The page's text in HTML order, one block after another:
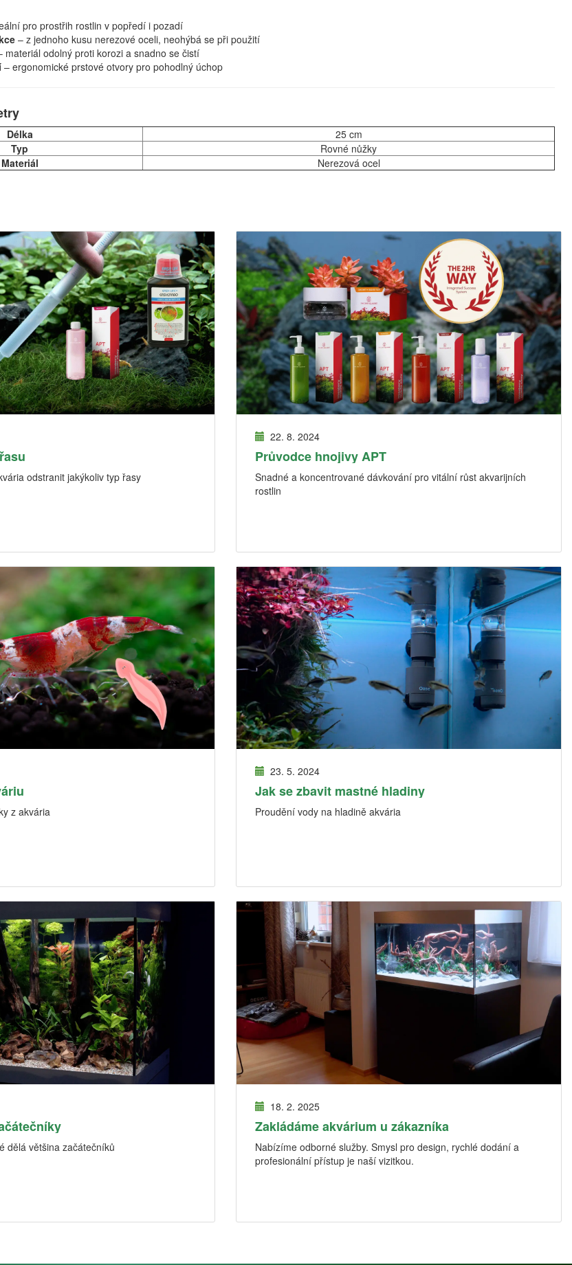
pro prostřih rostlin v popředí i pozadí
– z jednoho kusu nerezové oceli, neohýbá se při použití
materiál odolný proti korozi a snadno se čistí
– ergonomické prstové otvory pro pohodlný úchop
Délka
25 cm
Typ
Rovné nůžky
Materiál
Nerezová ocel
odstranit jakýkoliv typ řasy
22. 8. 2024
Průvodce hnojivy APT
Snadné a koncentrované dávkování pro vitální růst akvarijních
rostlin
z akvária
23. 5. 2024
Jak se zbavit mastné hladiny
Proudění vody na hladině akvária
dělá většina začátečníků
18. 2. 2025
Zakládáme akvárium u zákazníka
Nabízíme odborné služby. Smysl pro design, rychlé dodání a
profesionální přístup je naší vizitkou.